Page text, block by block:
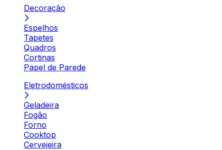
Decoração
Espelhos
Tapetes
Quadros
Cortinas
Papel de Parede
Eletrodomésticos
Geladeira
Fogão
Forno
Cooktop
Cervejeira